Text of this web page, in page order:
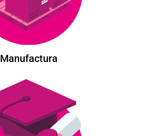
Manufactura